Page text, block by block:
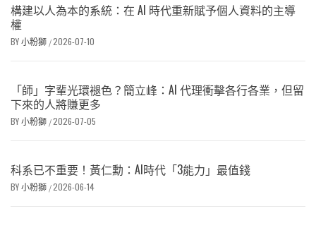
構建以人為本的系統：在 AI 時代重新賦予個人資料的主導
權
BY小粉獅 /2026-07-10
「師」字輩光環褪色？簡立峰：AI 代理衝擊各行各業，但留
下來的人將賺更多
BY小粉獅 /2026-07-05
科系已不重要！黃仁勳：AI時代「3能力」最值錢
BY小粉獅 /2026-06-14